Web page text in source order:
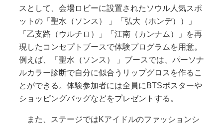
スとして、会場ロビーに設置されたソウル人気スポ
ットの「聖水（ソンス） 」「弘大（ホンデ））」
「乙支路（ウルチロ）」「江南（カンナム）」を再
現したコンセプトブースで体験プログラムを用意。
例えば、「聖水（ソンス） 」ブースでは、パーソナ
ルカラー診断で自分に似合うリップグロスを作るこ
とができる。体験参加者には全員にBTSポスターや
ショッピングバッグなどをプレゼントする。
また、ステージではKアイドルのファッションシ